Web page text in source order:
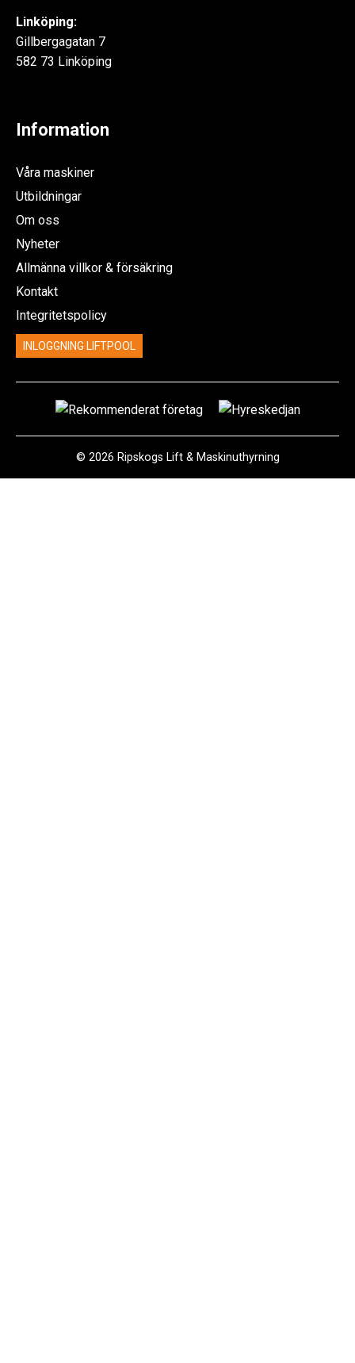
Linköping:
Gillbergagatan 7
582 73 Linköping
Information
Våra maskiner
Utbildningar
Om oss
Nyheter
Allmänna villkor & försäkring
Kontakt
Integritetspolicy
INLOGGNING LIFTPOOL
© 2026 Ripskogs Lift & Maskinuthyrning